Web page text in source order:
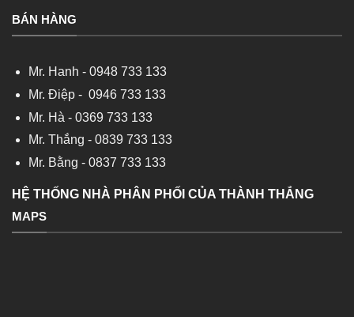
BÁN HÀNG
Mr. Hanh - 0948 733 133
Mr. Điệp - 0946 733 133
Mr. Hà - 0369 733 133
Mr. Thắng - 0839 733 133
Mr. Bằng - 0837 733 133
HỆ THỐNG NHÀ PHÂN PHỐI CỦA THÀNH THẮNG
MAPS